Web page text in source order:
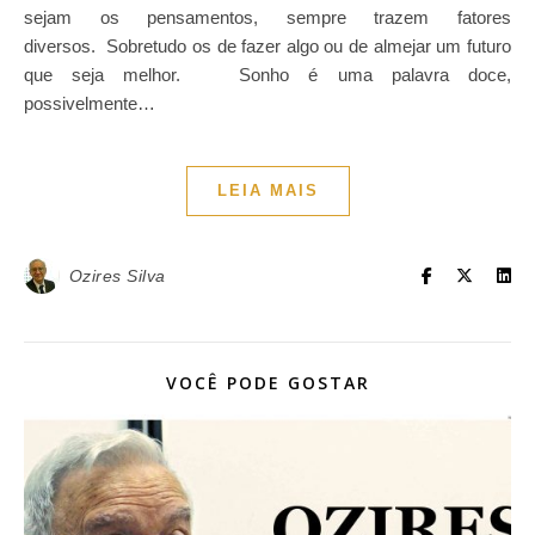
sejam os pensamentos, sempre trazem fatores
diversos. Sobretudo os de fazer algo ou de almejar um futuro
que seja melhor. Sonho é uma palavra doce,
possivelmente…
LEIA MAIS
Ozires Silva
VOCÊ PODE GOSTAR